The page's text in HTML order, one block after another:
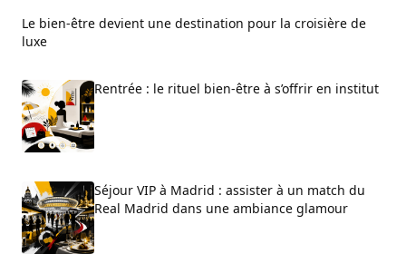
Le bien-être devient une destination pour la croisière de
luxe
Rentrée : le rituel bien-être à s’offrir en institut
Séjour VIP à Madrid : assister à un match du
Real Madrid dans une ambiance glamour